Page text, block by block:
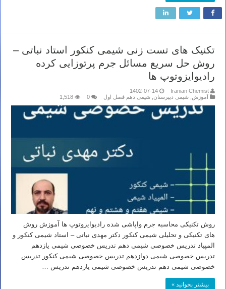
تکنیک های تست زنی شیمی کنکور استاد نباتی –
روش حل سریع مسائل جرم پرتوزایی کرده
رادیوایزوتوپ ها
Iranian Chemist
1402-07-14
آموزش شیمی دبیرستان شیمی دهم فصل اول 0
1,518
روش تکنیکی محاسبه جرم واپاشی شده رادیوایزوتوپ ها آموزش روش
های تکنیکی و تحلیلی شیمی کنکور دکتر مهدی نباتی – استاد شیمی کنکور و
المپیاد تدریس خصوصی شیمی دهم تدریس خصوصی شیمی یازدهم
تدریس خصوصی شیمی دوازدهم تدریس خصوصی شیمی کنکور تدریس
خصوصی شیمی دهم تدریس خصوصی شیمی یازدهم تدریس …
بیشتر بخوانید »